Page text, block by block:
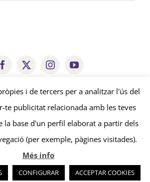
Aresta Cooperativa |Avís legal-Política de
de cookies edissenys & sonosmedia
i de tercers per a analitzar l'ús del
te publicitat relacionada amb les teves
la base d'un perfil elaborat a partir dels
(per exemple, pàgines visitades).
Més info
CONFIGURAR ACCEPTAR COOKIES